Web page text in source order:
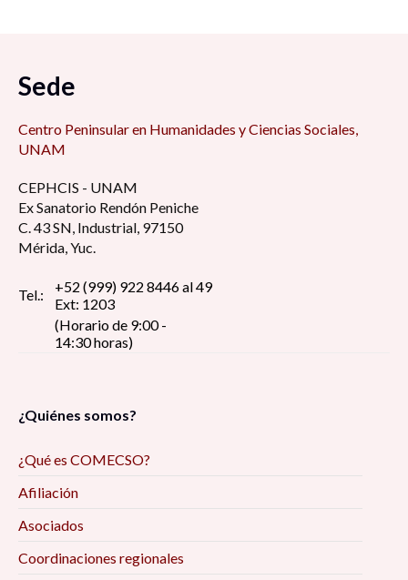
Sede
Centro Peninsular en Humanidades y Ciencias Sociales,
UNAM
CEPHCIS - UNAM
Ex Sanatorio Rendón Peniche
C. 43 SN, Industrial, 97150
Mérida, Yuc.
Tel.:
+52 (999) 922 8446 al 49
Ext: 1203
(Horario de 9:00 -
14:30 horas)
¿Quiénes somos?
¿Qué es COMECSO?
Afiliación
Asociados
Coordinaciones regionales